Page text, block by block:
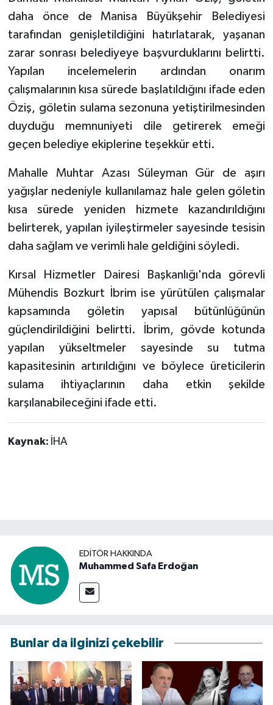
daha önce de Manisa Büyükşehir Belediyesi
tarafından genişletildiğini hatırlatarak, yaşanan
zarar sonrası belediyeye başvurduklarını belirtti.
Yapılan incelemelerin ardından onarım
çalışmalarının kısa sürede başlatıldığını ifade eden
Öziş, göletin sulama sezonuna yetiştirilmesinden
duyduğu memnuniyeti dile getirerek emeği
geçen belediye ekiplerine teşekkür etti.
Mahalle Muhtar Azası Süleyman Gür de aşırı
yağışlar nedeniyle kullanılamaz hale gelen göletin
kısa sürede yeniden hizmete kazandırıldığını
belirterek, yapılan iyileştirmeler sayesinde tesisin
daha sağlam ve verimli hale geldiğini söyledi.
Kırsal Hizmetler Dairesi Başkanlığı'nda görevli
Mühendis Bozkurt İbrim ise yürütülen çalışmalar
kapsamında göletin yapısal bütünlüğünün
güçlendirildiğini belirtti. İbrim, gövde kotunda
yapılan yükseltmeler sayesinde su tutma
kapasitesinin artırıldığını ve böylece üreticilerin
sulama ihtiyaçlarının daha etkin şekilde
karşılanabileceğini ifade etti.
Kaynak: İHA
EDITÖR HAKKINDA
Muhammed Safa Erdoğan
Bunlar da ilginizi çekebilir